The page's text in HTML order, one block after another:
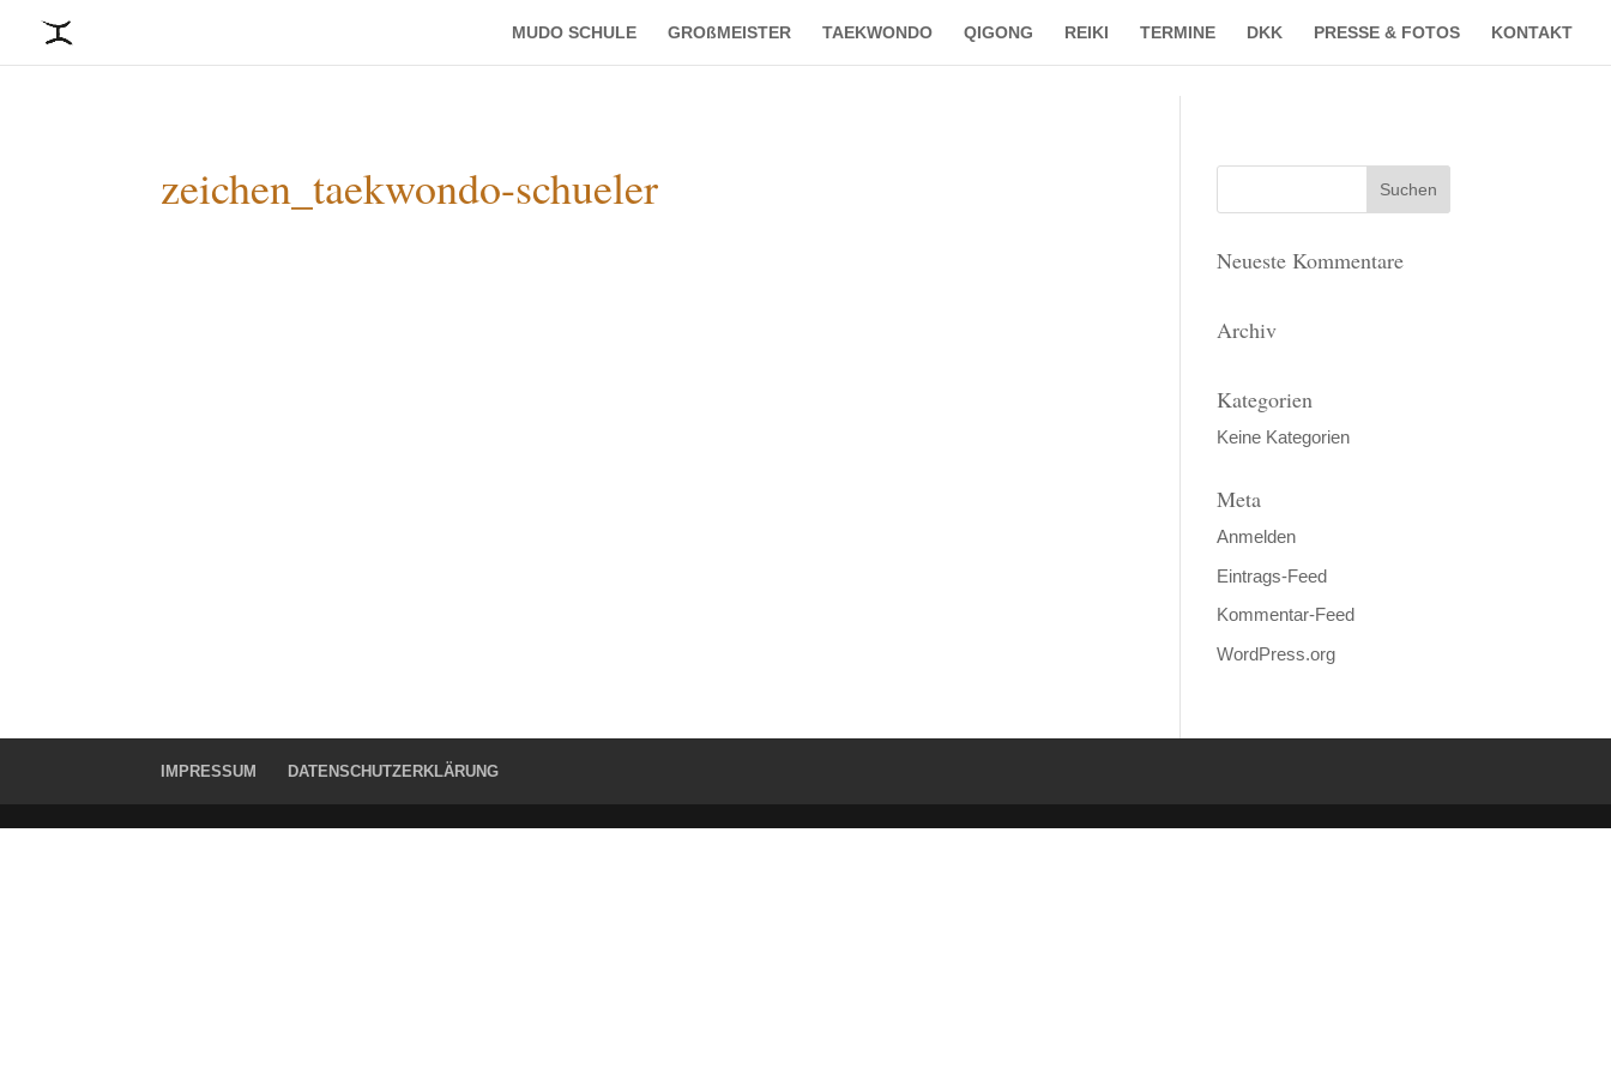
MUDO SCHULE GROßMEISTER TAEKWONDO QIGONG REIKI TERMINE DKK PRESSE & FOTOS KONTAKT
zeichen_taekwondo-schueler
Neueste Kommentare
Archiv
Kategorien
Keine Kategorien
Meta
Anmelden
Eintrags-Feed
Kommentar-Feed
WordPress.org
IMPRESSUM DATENSCHUTZERKLÄRUNG